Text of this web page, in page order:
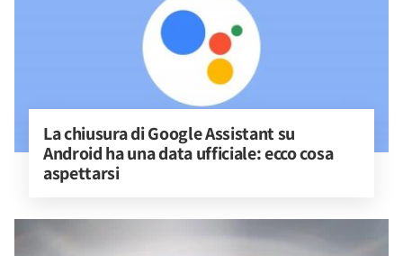
La chiusura di Google Assistant su
Android ha una data ufficiale: ecco cosa
aspettarsi